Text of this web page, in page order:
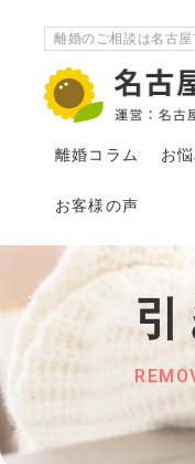
離婚のご相談は名古
離婚コラム お
お客様の声